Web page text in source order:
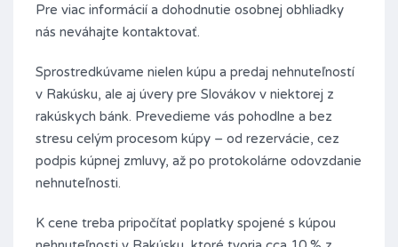
Pre viac informácií a dohodnutie osobnej obhliadky
nás neváhajte kontaktovať.
Sprostredkúvame nielen kúpu a predaj nehnuteľností
v Rakúsku, ale aj úvery pre Slovákov v niektorej z
rakúskych bánk. Prevedieme vás pohodlne a bez
stresu celým procesom kúpy – od rezervácie, cez
podpis kúpnej zmluvy, až po protokolárne odovzdanie
nehnuteľnosti.
K cene treba pripočítať poplatky spojené s kúpou